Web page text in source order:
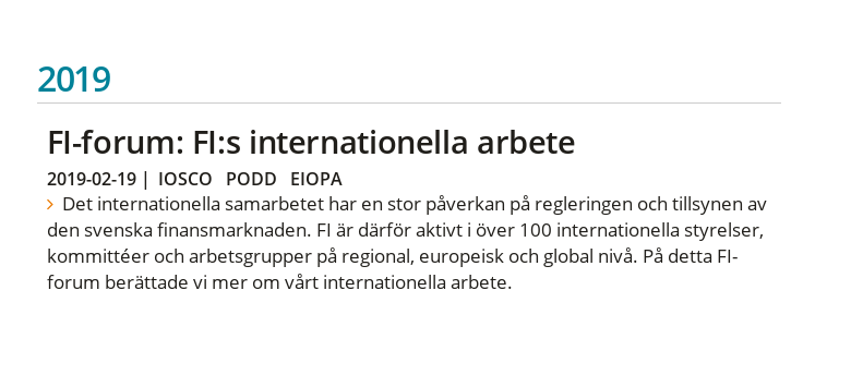
2019
FI-forum: FI:s internationella arbete
2019-02-19| IOSCO PODD EIOPA
Det internationella samarbetet har en stor påverkan på regleringen och tillsynen av
den svenska finansmarknaden. FI är därför aktivt i över 100 internationella styrelser,
kommittéer och arbetsgrupper på regional, europeisk och global nivå. På detta FI-
forum berättade vi mer om vårt internationella arbete.